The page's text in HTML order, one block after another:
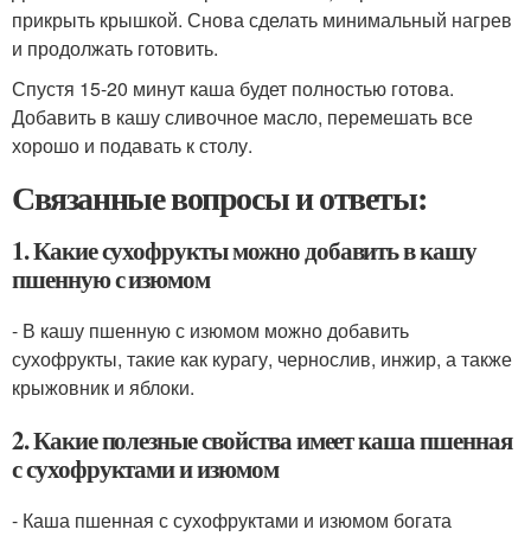
прикрыть крышкой. Снова сделать минимальный нагрев
и продолжать готовить.
Спустя 15-20 минут каша будет полностью готова.
Добавить в кашу сливочное масло, перемешать все
хорошо и подавать к столу.
Связанные вопросы и ответы:
1. Какие сухофрукты можно добавить в кашу
пшенную с изюмом
- В кашу пшенную с изюмом можно добавить
сухофрукты, такие как курагу, чернослив, инжир, а также
крыжовник и яблоки.
2. Какие полезные свойства имеет каша пшенная
с сухофруктами и изюмом
- Каша пшенная с сухофруктами и изюмом богата